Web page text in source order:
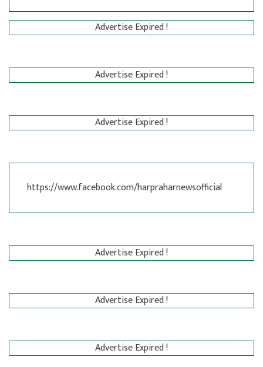
Advertise Expired !
Advertise Expired !
Advertise Expired !
https://www.facebook.com/harpraharnewsofficial
Advertise Expired !
Advertise Expired !
Advertise Expired !